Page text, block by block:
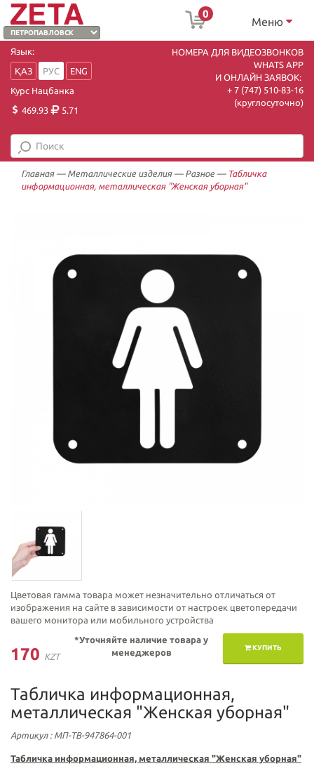
0
Меню
Язык:
ҚАЗ
РУС
ENG
Курс Нацбанка
469.93
5.71
НОМЕРА ДЛЯ ВИДЕОЗВОНКОВ
WHATS APP
И ОНЛАЙН ЗАЯВОК:
+ 7 (747) 510-83-16
(круглосуточно)
Главная— Металлические изделия— Разное— Табличка
информационная, металлическая "Женская уборная"
Цветовая гамма товара может незначительно отличаться от
изображения на сайте в зависимости от настроек цветопередачи
вашего монитора или мобильного устройства
170 KZT
КУПИТЬ
*Уточняйте наличие товара у
менеджеров
Табличка информационная,
металлическая "Женская уборная"
Артикул: МП-ТВ-947864-001
Табличка информационная, металлическая "Женская уборная"